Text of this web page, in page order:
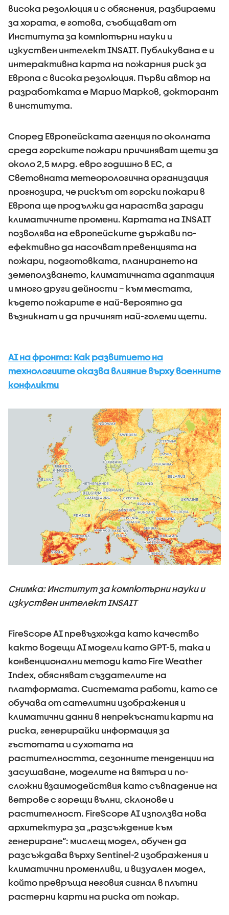
висока резолюция и с обяснения, разбираеми
за хората, е готова, съобщават от
Института за компютърни науки и
изкуствен интелект INSAIT. Публикувана е и
интерактивна карта на пожарния риск за
Европа с висока резолюция. Първи автор на
разработката е Марио Марков, докторант
в института.
Според Европейската агенция по околната
среда горските пожари причиняват щети за
около 2,5 млрд. евро годишно в ЕС, а
Световната метеорологична организация
прогнозира, че рискът от горски пожари в
Европа ще продължи да нараства заради
климатичните промени. Картата на INSAIT
позволява на европейските държави по-
ефективно да насочват превенцията на
пожари, подготовката, планирането на
земеползването, климатичната адаптация
и много други дейности – към местата,
където пожарите е най-вероятно да
възникнат и да причинят най-големи щети.
AI на фронта: Как развитието на
технологиите оказва влияние върху военните
конфликти
Снимка: Институт за компютърни науки и
изкуствен интелект INSAIT
FireScope AI превъзхожда като качество
както водещи AI модели като GPT-5, така и
конвенционални методи като Fire Weather
Index, обясняват създателите на
платформата. Системата работи, като се
обучава от сателитни изображения и
климатични данни в непрекъснати карти на
риска, генерирайки информация за
гъстотата и сухотата на
растителността, сезонните тенденции на
засушаване, моделите на вятъра и по-
сложни взаимодействия като съвпадение на
ветрове с горещи вълни, склонове и
растителност. FireScope AI използва нова
архитектура за „разсъждение към
генериране“: мислещ модел, обучен да
разсъждава върху Sentinel-2 изображения и
климатични променливи, и визуален модел,
който превръща неговия сигнал в плътни
растерни карти на риска от пожар.